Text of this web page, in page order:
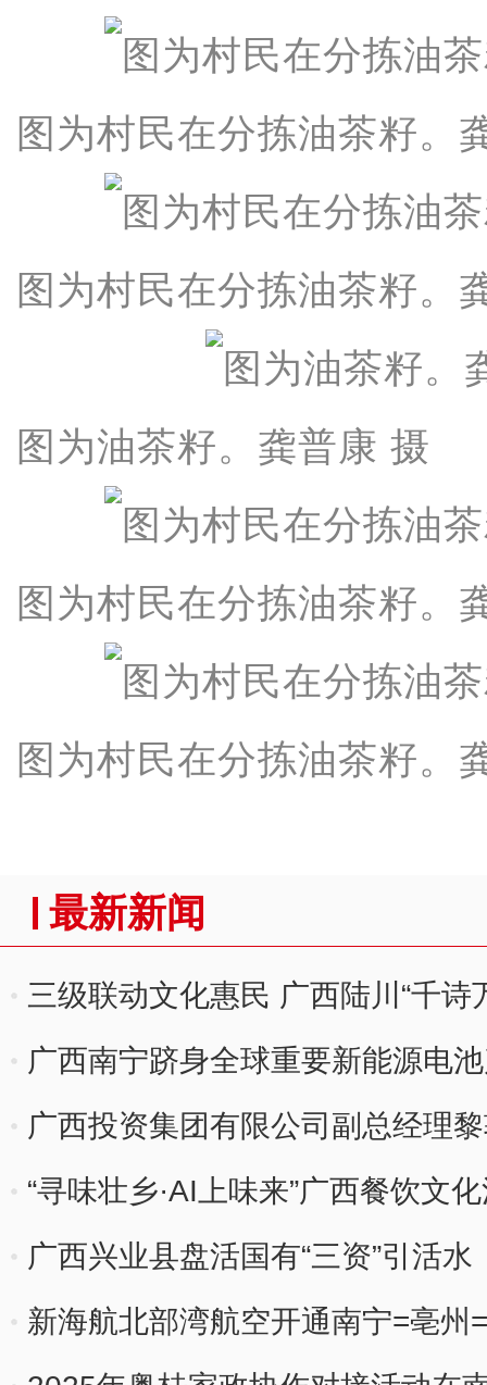
图为村民在分拣油茶籽。
图为村民在分拣油茶籽。
图为油茶籽。龚普康 摄
图为村民在分拣油茶籽。
图为村民在分拣油茶籽。
最新新闻
三级联动文化惠民 广西陆川“千诗
广西南宁跻身全球重要新能源电
广西投资集团有限公司副总经理
“寻味壮乡·AI上味来”广西餐饮文
广西兴业县盘活国有“三资”引活水
新海航北部湾航空开通南宁=亳州